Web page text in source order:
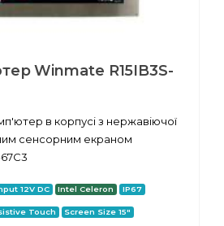
Winmate R15IB3S-
в корпусі з нержавіючої
сенсорним екраном
12V DC Intel Celeron IP67
Touch Screen Size 15"